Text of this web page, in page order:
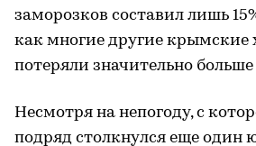
заморозков составил лишь
как многие другие крымские
потеряли значительно
Несмотря на непогоду, с
подряд столкнулся еще один